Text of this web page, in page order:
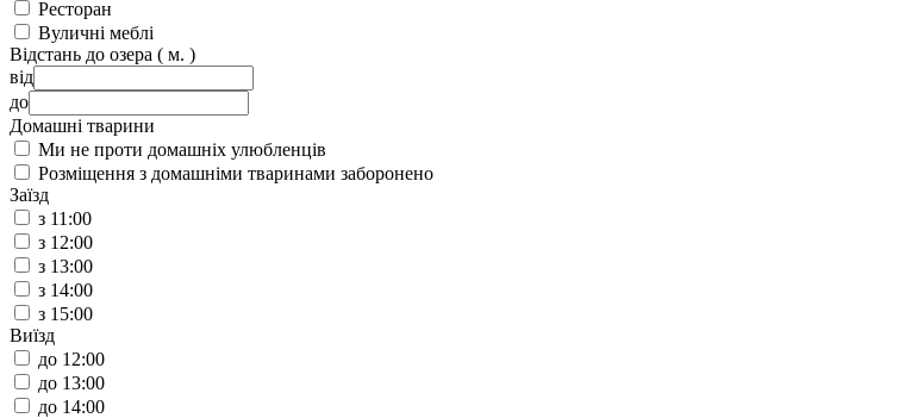
Ресторан
Вуличні меблі
Відстань до озера ( м. )
від
до
Домашні тварини
Ми не проти домашніх улюбленців
Розміщення з домашніми тваринами заборонено
Заїзд
з 11:00
з 12:00
з 13:00
з 14:00
з 15:00
Виїзд
до 12:00
до 13:00
до 14:00